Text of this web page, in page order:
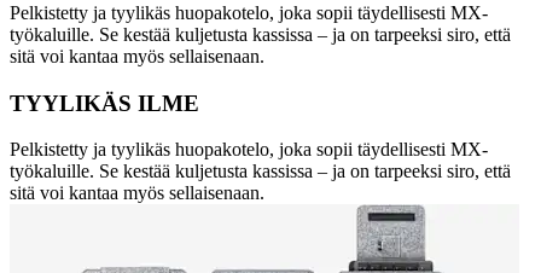
Pelkistetty ja tyylikäs huopakotelo, joka sopii täydellisesti MX-
työkaluille. Se kestää kuljetusta kassissa – ja on tarpeeksi siro, että
sitä voi kantaa myös sellaisenaan.
TYYLIKÄS ILME
Pelkistetty ja tyylikäs huopakotelo, joka sopii täydellisesti MX-
työkaluille. Se kestää kuljetusta kassissa – ja on tarpeeksi siro, että
sitä voi kantaa myös sellaisenaan.